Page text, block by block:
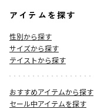
アイテムを探す
性別から探す
サイズから探す
テイストから探す
おすすめアイテムから探す
セール中アイテムを探す